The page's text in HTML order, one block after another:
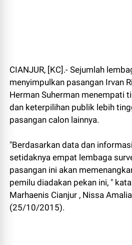
CIANJUR, [KC].- Sejumlah
menyimpulkan pasangan Irvan
Herman Suherman menempati
dan keterpilihan publik lebih
pasangan calon lainnya.
"Berdasarkan data dan
setidaknya empat lembaga
pasangan ini akan
pemilu diadakan pekan ini, "
Marhaenis Cianjur , Nissa
(25/10/2015).